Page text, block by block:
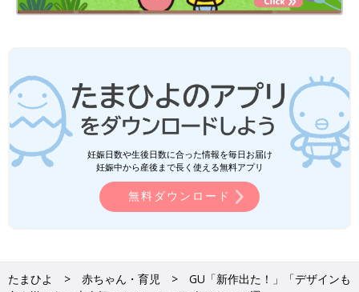
妊娠日数や生後日数に合った情報を毎日お届け
妊娠中から産後まで長く使える無料アプリ
無料ダウンロード
たまひよ 赤ちゃん・育児
GU「新作出た！」「デザインも